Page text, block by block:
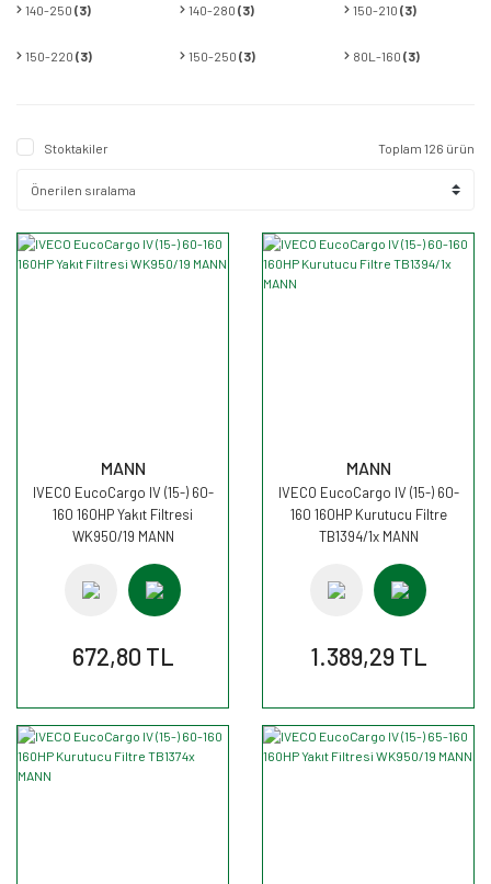
140-250 (3) 140-280(3) 150-210 (3)
150-220 (3) 150-250(3) 80L-160 (3)
Stoktakiler Toplam 126 ürün
MANN
IVECO EucoCargo IV (15-) 60-
160 160HP Yakıt Filtresi
WK950/19 MANN
672,80 TL
MANN
IVECO EucoCargo IV (15-) 60-
160 160HP Kurutucu Filtre
TB1394/1x MANN
1.389,29 TL